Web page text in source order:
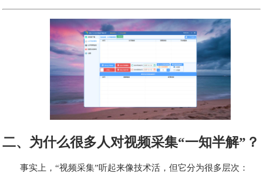
二、为什么很多人对视频采集“一知半解”？
事实上，“视频采集”听起来像技术活，但它分为很多层次：